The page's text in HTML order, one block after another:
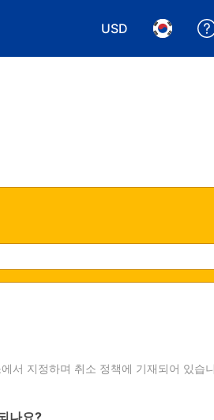
USD
통화 선택. 현재 선
언어 선
서 지정하며 취소 정책에 기재되어 있습
나요?